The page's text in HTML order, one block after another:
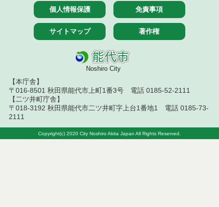
札結果（条件付一般競争入札）
令和８年７月９日執行 物品（公開調達）見積徴取
結果
令和８年７月１０日執行 物品（指名競争入札等）
令和８年７月１０日執行 委託・賃貸借等入札結果
令和８年７月１０日執行 物品（応募型入札等）結
果
令和８年７月１０日執行 工事入札結果（条件付一
般競争入札）
個人情報保護 免責事項
サイトマップ 著作権
Noshiro City
【本庁舎】
〒016-8501 秋田県能代市上町1番3号 電話 0185-52-2111
【二ツ井町庁舎】
〒018-3192 秋田県能代市二ツ井町字上台1番地1 電話 0185-73-
2111
Copyright(c) 2020 City Noshiro Akita Japan All Rights Reserved.